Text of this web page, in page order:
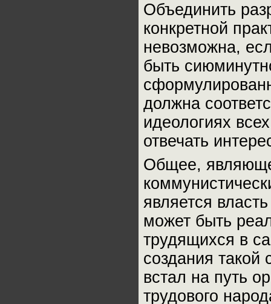
Объединить
конкретной
невозможна,
быть
должна
идеологиях
отвечать
Общее,
является
может быть
трудящихся в
создания такой
встал на путь
трудового